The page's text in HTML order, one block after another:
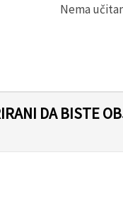
Nema
DA BISTE